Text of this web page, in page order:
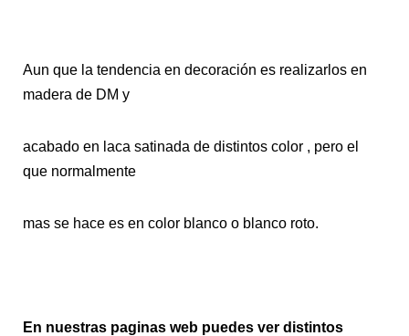
Aun que la tendencia en decoración es realizarlos en
madera de DM y
acabado en laca satinada de distintos color , pero el
que normalmente
mas se hace es en color blanco o blanco roto.
En nuestras paginas web puedes ver distintos